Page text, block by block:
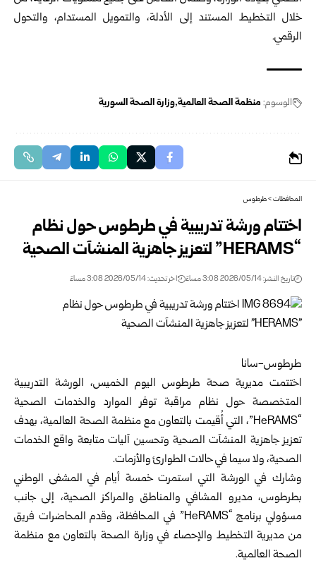
خلال التخطيط المستند إلى الأدلة، والتمويل المستدام، والتحول
الرقمي.
الوسوم: منظمة الصحة العالمية وزارة الصحة السورية
المحافظات>طرطوس
اختتام ورشة تدريبية في طرطوس حول نظام
“‏HERAMS‏” ‏لتعزيز جاهزية المنشآت الصحية
تاريخ النشر: 2026/05/14 3:08 مساءً اخر تحديث: 2026/05/14 3:08 مساءً
طرطوس-سانا
اختتمت مديرية صحة طرطوس اليوم الخميس، الورشة التدريبية
المتخصصة حول نظام مراقبة توفر الموارد والخدمات الصحية
“HeRAMS”، التي أُقيمت بالتعاون مع منظمة الصحة العالمية، بهدف
تعزيز جاهزية المنشآت الصحية وتحسين آليات متابعة واقع الخدمات
الصحية، ولا سيما في حالات الطوارئ والأزمات.
وشارك في الورشة التي استمرت خمسة أيام في المشفى الوطني
بطرطوس، مديرو المشافي والمناطق والمراكز الصحية، إلى جانب
مسؤولي برنامج “HeRAMS” في المحافظة، وقدم المحاضرات فريق
من مديرية التخطيط والإحصاء في وزارة الصحة بالتعاون مع منظمة
الصحة العالمية.